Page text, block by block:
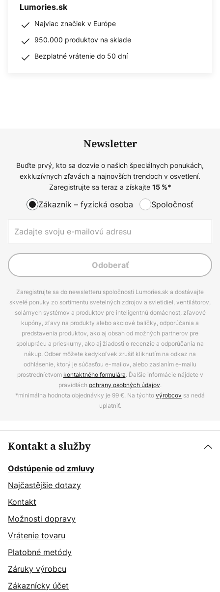
Lumories.sk
Najviac značiek v Európe
950.000 produktov na sklade
Bezplatné vrátenie do 50 dní
Newsletter
Buďte prvý, kto sa dozvie o našich špeciálnych ponukách,
exkluzívnych zľavách a najnovších trendoch v osvetlení.
Zaregistrujte sa teraz a získajte 15%*
Zákazník – fyzická osoba Spoločnosť
Odoberať
Zaregistrujte sa do newsletteru spoločnosti Lumories.sk a dostávajte
skvelé ponuky zo sortimentu svetelných zdrojov a svietidiel, ventilátorov,
solárnych systémov a produktov pre inteligentnú domácnosť, zľavové
kupóny, zľavy na produkty alebo akciové balíčky, odporúčania a
predstavenia produktov, ako aj obsah od možných partnerov pre
spoluprácu a prieskumy, ako aj žiadosti o recenzie a odporúčania na
nákup. Odber môžete kedykoľvek zrušiť kliknutím na odkaz na
odhlásenie, ktorý je súčasťou e-mailov, alebo zaslaním e-mailu
prostredníctvom kontaktného formulára. Ďalšie informácie nájdete v
pravidlách ochrany osobných údajov.
*minimálna hodnota objednávky je 99 €. Na týchtovýrobcov sa nedá
uplatniť.
Kontakt a služby
Odstúpenie od zmluvy
Najčastějšie dotazy
Kontakt
Možnosti dopravy
Vrátenie tovaru
Platobné metódy
Záruky výrobcu
Zákaznícky účet